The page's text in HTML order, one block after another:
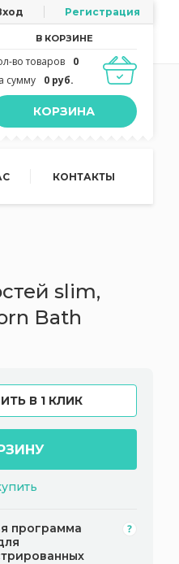
Регистрация
В КОРЗИНЕ
во товаров
0
сумму
0 руб.
КОРЗИНА
КОНТАКТЫ
slim,
Bath
В 1 КЛИК
программа